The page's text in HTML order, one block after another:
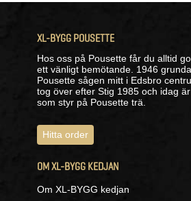
XL-BYGG POUSETTE
Hos oss på Pousette får du alltid
ett vänligt bemötande. 1946
Pousette sågen mitt i Edsbro
tog över efter Stig 1985 och idag
som styr på Pousette trä.
Hitta order
OM XL-BYGG KEDJAN
Om XL-BYGG kedjan